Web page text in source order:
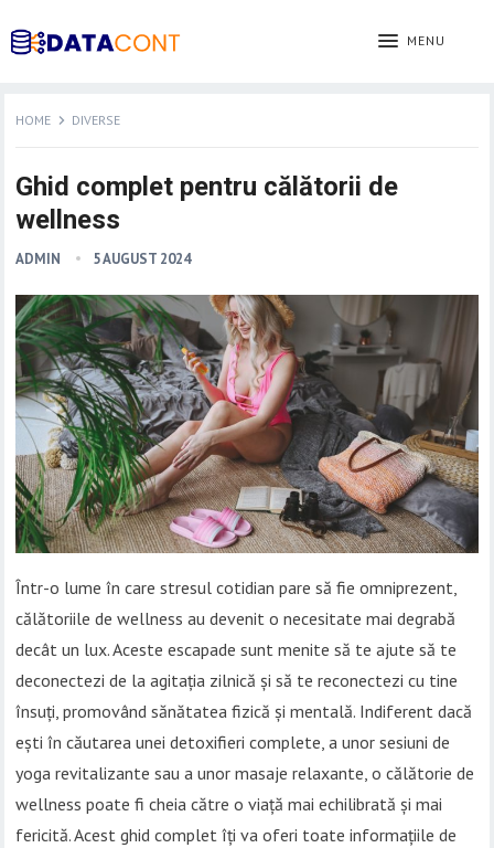
MENU
HOME DIVERSE
Ghid complet pentru călătorii de
wellness
ADMIN 5 AUGUST 2024
Într-o lume în care stresul cotidian pare să fie omniprezent,
călătoriile de wellness au devenit o necesitate mai degrabă
decât un lux. Aceste escapade sunt menite să te ajute să te
deconectezi de la agitația zilnică și să te reconectezi cu tine
însuți, promovând sănătatea fizică și mentală. Indiferent dacă
ești în căutarea unei detoxifieri complete, a unor sesiuni de
yoga revitalizante sau a unor masaje relaxante, o călătorie de
wellness poate fi cheia către o viață mai echilibrată și mai
fericită. Acest ghid complet îți va oferi toate informațiile de